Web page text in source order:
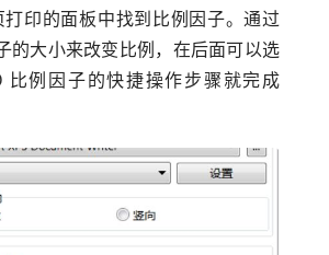
印的面板中找到比例因子。通过
的大小来改变比例，在后面可以选
比例因子的快捷操作步骤就完成